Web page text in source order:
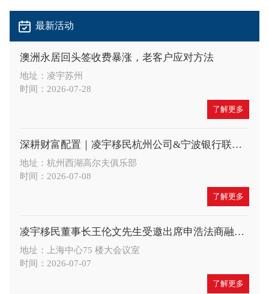
最新活动
澳洲永居回头签收费暴涨，老客户应对方法
地址：凌宇苏州
时间：2026-07-28
了解更多
深耕财富配置｜凌宇移民杭州公司&宁波银行联合举办高端财富沙龙，共探A股大势与全球身份布局新机遇
地址：杭州西湖高尔夫俱乐部
时间：2026-07-08
了解更多
凌宇移民董事长王伦文先生受邀出席申浩法商融合论坛，深度解读 CRS 与税务合规新趋势
地址：上海中心75 楼大会议室
时间：2026-07-07
了解更多